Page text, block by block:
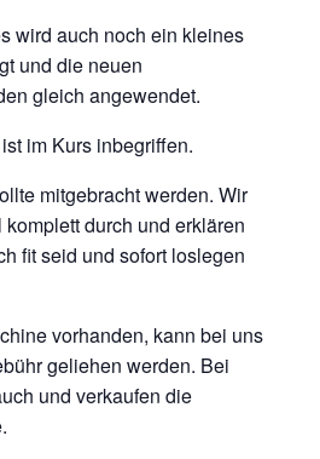
wird auch noch ein kleines
und die neuen
gleich angewendet.
im Kurs inbegriffen.
mitgebracht werden. Wir
durch und erklären
fit seid und sofort loslegen
vorhanden, kann bei uns
geliehen werden. Bei
und verkaufen die